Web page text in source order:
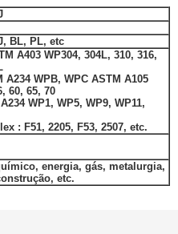
BL, PL, etc
A403 WP304, 304L, 310, 316,
WPB, WPC ASTM A105
60, 65, 70
WP1, WP5, WP9, WP11,
: F51, 2205, F53, 2507, etc.
energia, gás, metalurgia,
etc.